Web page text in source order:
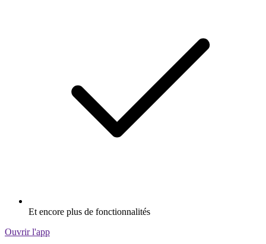
Et encore plus de fonctionnalités
Ouvrir l'app